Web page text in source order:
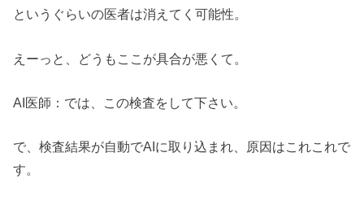
というぐらいの医者は消えてく可能性。
えーっと、どうもここが具合が悪くて。
AI医師：では、この検査をして下さい。
で、検査結果が自動でAIに取り込まれ、原因はこれこれで
す。